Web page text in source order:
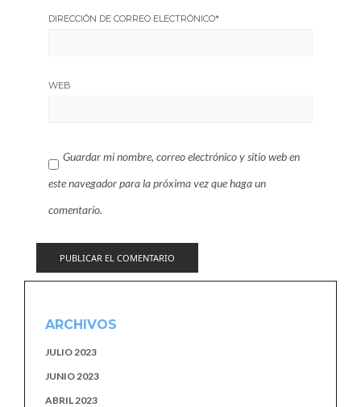
DIRECCIÓN DE CORREO ELECTRÓNICO*
WEB
Guardar mi nombre, correo electrónico y sitio web en
este navegador para la próxima vez que haga un
comentario.
ARCHIVOS
JULIO 2023
JUNIO 2023
ABRIL 2023